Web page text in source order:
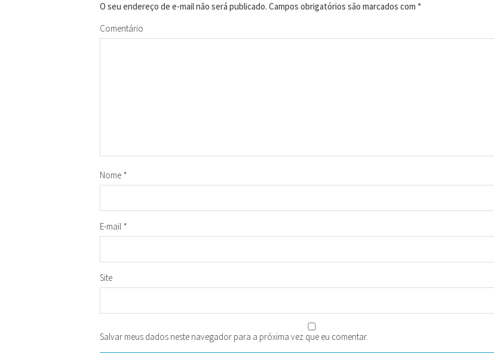
O seu endereço de e-mail não será publicado. Campos obrigatórios são marcados com *
Comentário
Nome *
E-mail *
Site
Salvar meus dados neste navegador para a próxima vez que eu comentar.